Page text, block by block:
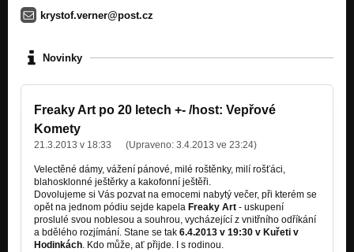
krystof.verner@post.cz
Novinky
Freaky Art po 20 letech +- /host: Vepřové
Komety
21.3.2013 v 18:33 (Upraveno: 3.4.2013 ve 23:24)
Velectěné dámy, vážení pánové, milé roštěnky, milí rošťáci,
blahosklonné ještěrky a kakofonní ještěři.
Dovolujeme si Vás pozvat na emocemi nabytý večer, při kterém se
opět na jednom pódiu sejde kapela Freaky Art - uskupení
proslulé svou noblesou a souhrou, vycházející z vnitřního odříkání
a bdělého rozjímání. Stane se tak 6.4.2013 v 19:30 v Kuřeti v
Hodinkách. Kdo může, ať přijde. I s rodinou.